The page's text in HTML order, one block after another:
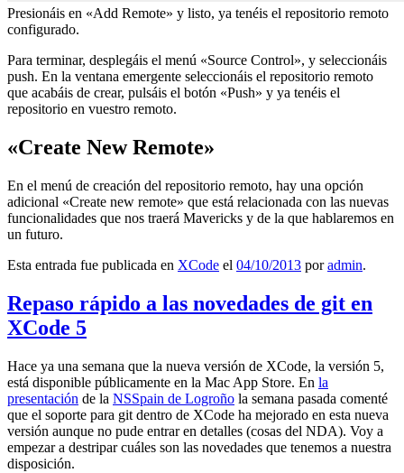
Presionáis en «Add Remote» y listo, ya tenéis el repositorio remoto
configurado.
Para terminar, desplegáis el menú «Source Control», y seleccionáis
push. En la ventana emergente seleccionáis el repositorio remoto
que acabáis de crear, pulsáis el botón «Push» y ya tenéis el
repositorio en vuestro remoto.
«Create New Remote»
En el menú de creación del repositorio remoto, hay una opción
adicional «Create new remote» que está relacionada con las nuevas
funcionalidades que nos traerá Mavericks y de la que hablaremos en
un futuro.
Esta entrada fue publicada en XCode el 04/10/2013 poradmin.
Repaso rápido a las novedades de git en
XCode 5
Hace ya una semana que la nueva versión de XCode, la versión 5,
está disponible públicamente en la Mac App Store. En la
presentación de la NSSpain de Logroño la semana pasada comenté
que el soporte para git dentro de XCode ha mejorado en esta nueva
versión aunque no pude entrar en detalles (cosas del NDA). Voy a
empezar a destripar cuáles son las novedades que tenemos a nuestra
disposición.